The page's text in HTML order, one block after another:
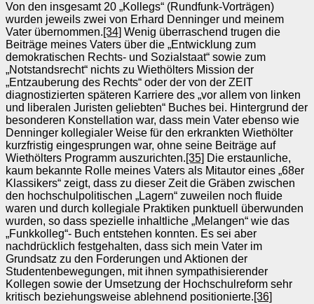
Von den insgesamt 20 „Kollegs“ (Rundfunk-Vorträgen)
wurden jeweils zwei von Erhard Denninger und meinem
Vater übernommen.[34] Wenig überraschend trugen die
Beiträge meines Vaters über die „Entwicklung zum
demokratischen Rechts- und Sozialstaat“ sowie zum
„Notstandsrecht“ nichts zu Wiethölters Mission der
„Entzauberung des Rechts“ oder der von der ZEIT
diagnostizierten späteren Karriere des „vor allem von linken
und liberalen Juristen geliebten“ Buches bei. Hintergrund der
besonderen Konstellation war, dass mein Vater ebenso wie
Denninger kollegialer Weise für den erkrankten Wiethölter
kurzfristig eingesprungen war, ohne seine Beiträge auf
Wiethölters Programm auszurichten.[35] Die erstaunliche,
kaum bekannte Rolle meines Vaters als Mitautor eines „68er
Klassikers“ zeigt, dass zu dieser Zeit die Gräben zwischen
den hochschulpolitischen „Lagern“ zuweilen noch fluide
waren und durch kollegiale Praktiken punktuell überwunden
wurden, so dass spezielle inhaltliche „Melangen“ wie das
„Funkkolleg“- Buch entstehen konnten. Es sei aber
nachdrücklich festgehalten, dass sich mein Vater im
Grundsatz zu den Forderungen und Aktionen der
Studentenbewegungen, mit ihnen sympathisierender
Kollegen sowie der Umsetzung der Hochschulreform sehr
kritisch beziehungsweise ablehnend positionierte.[36]